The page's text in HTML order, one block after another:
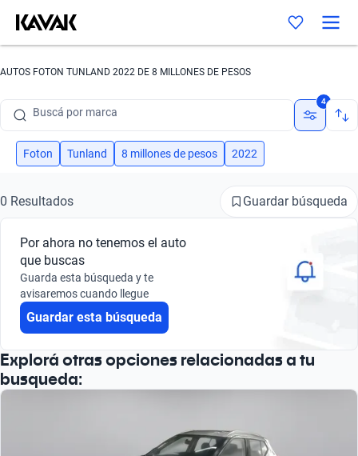
AUTOS FOTON TUNLAND 2022 DE 8 MILLONES DE PESOS
Buscá por modelo
Buscá por versión
Buscá por año
Buscá por marca
Buscá por modelo
4
Foton Tunland 8 millones de pesos 2022
0 Resultados Guardar búsqueda
Por ahora no tenemos el auto
que buscas
Guarda esta búsqueda y te
avisaremos cuando llegue
Guardar esta búsqueda
Explorá otras opciones relacionadas a tu
busqueda: